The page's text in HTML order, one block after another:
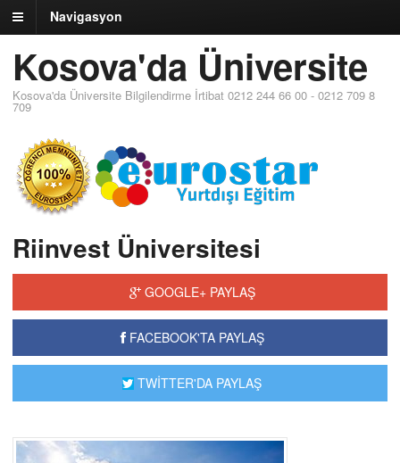
Navigasyon
Kosova'da Üniversite
Kosova'da Üniversite Bilgilendirme İrtibat 0212 244 66 00 - 0212 709 8
709
Riinvest Üniversitesi
GOOGLE+ PAYLAŞ
FACEBOOK'TA PAYLAŞ
TWİTTER'DA PAYLAŞ